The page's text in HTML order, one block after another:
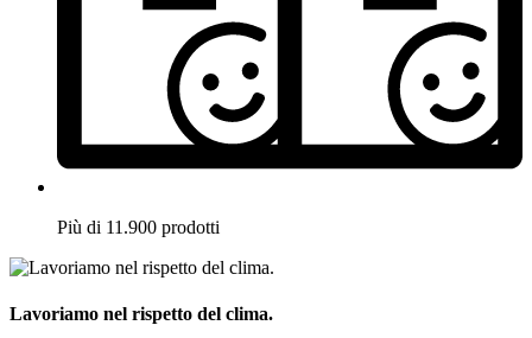
Più di 11.900 prodotti
Lavoriamo nel rispetto del clima.